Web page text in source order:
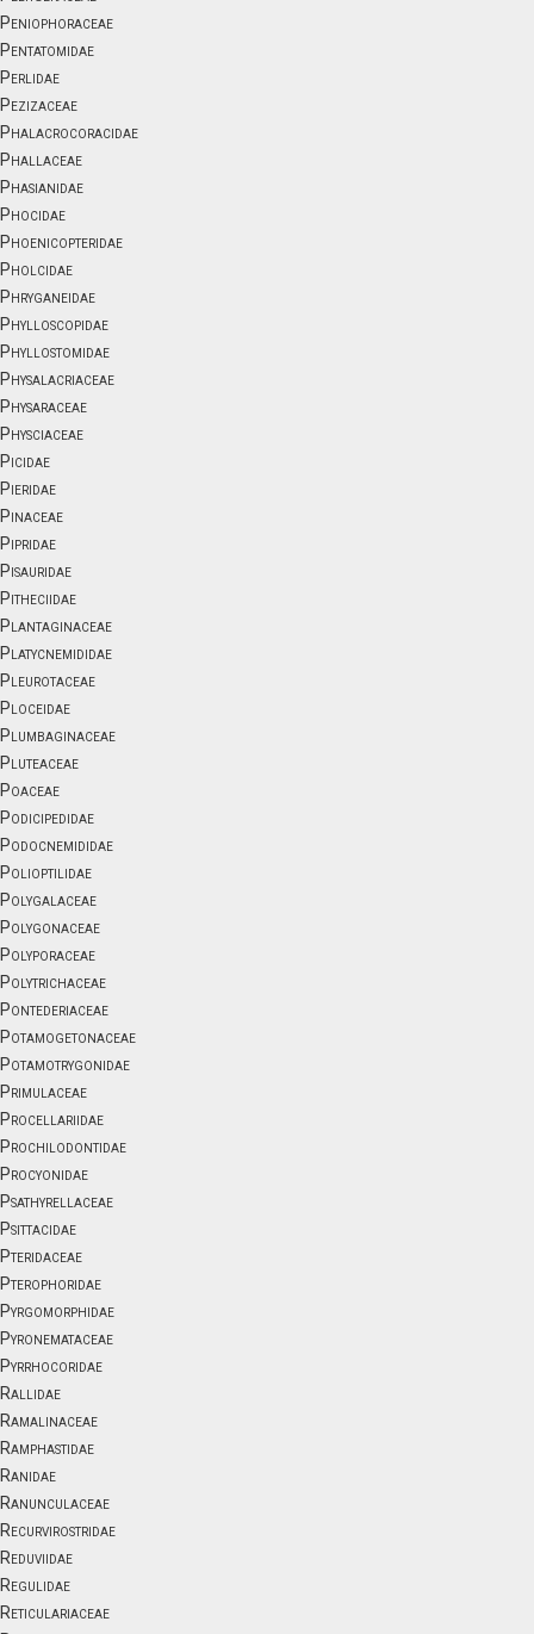
Peniophoraceae
Pentatomidae
Perlidae
Pezizaceae
Phalacrocoracidae
Phallaceae
Phasianidae
Phocidae
Phoenicopteridae
Pholcidae
Phryganeidae
Phylloscopidae
Phyllostomidae
Physalacriaceae
Physaraceae
Physciaceae
Picidae
Pieridae
Pinaceae
Pipridae
Pisauridae
Pitheciidae
Plantaginaceae
Platycnemididae
Pleurotaceae
Ploceidae
Plumbaginaceae
Pluteaceae
Poaceae
Podicipedidae
Podocnemididae
Polioptilidae
Polygalaceae
Polygonaceae
Polyporaceae
Polytrichaceae
Pontederiaceae
Potamogetonaceae
Potamotrygonidae
Primulaceae
Procellariidae
Prochilodontidae
Procyonidae
Psathyrellaceae
Psittacidae
Pteridaceae
Pterophoridae
Pyrgomorphidae
Pyronemataceae
Pyrrhocoridae
Rallidae
Ramalinaceae
Ramphastidae
Ranidae
Ranunculaceae
Recurvirostridae
Reduviidae
Regulidae
Reticulariaceae